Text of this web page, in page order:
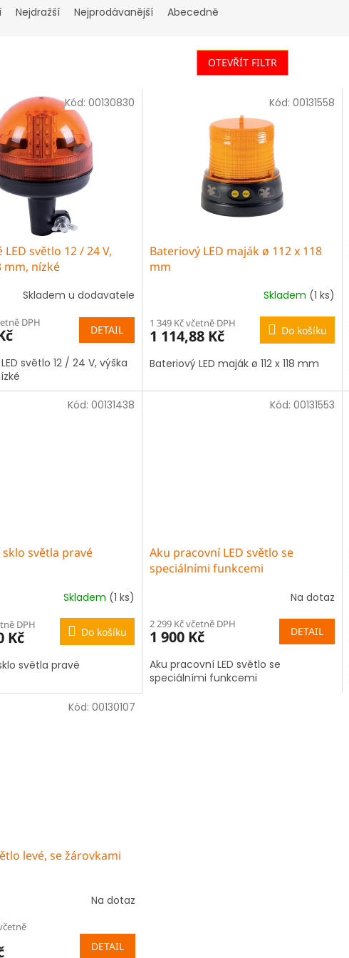
Nejdražší Nejprodávanější Abecedně
OTEVŘÍT FILTR
světlo 12 / 24 V,
mm, nízké
Skladem u dodavatele
DPH
DETAIL
světlo 12 / 24 V, výška
Kód: 00130830
Bateriový LED maják ø 112 x 118
mm
Skladem (1 ks)
1 349 Kč včetně DPH
1 114,88 Kč Do košíku
Bateriový LED maják ø 112 x 118 mm
Kód: 00131558
světla pravé
Skladem (1 ks)
DPH
Kč Do košíku
světla pravé
Kód: 00131438
Aku pracovní LED světlo se
speciálními funkcemi
Na dotaz
2 299 Kč včetně DPH
1 900 Kč DETAIL
Aku pracovní LED světlo se
speciálními funkcemi
Kód: 00131553
levé, se žárovkami
Na dotaz
DETAIL
Kód: 00130107